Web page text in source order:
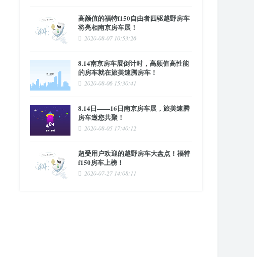
高颜值的福特f150自由者四驱越野房车
将亮相南京房车展！
2020-08-07 10:53:26
8.14南京房车展倒计时，高颜值高性能
的房车就在旅美速腾房车！
2020-08-06 15:30:41
8.14日——16日南京房车展，旅美速腾
房车邀您共聚！
2020-08-05 17:40:12
超受用户欢迎的越野房车大盘点！福特
f150房车上榜！
2020-07-27 14:08:11